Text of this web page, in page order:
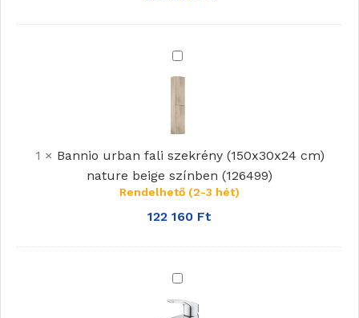
(73680-
k)
Bannio
urban
fali
szekrény
(150x30x24
cm)
nature
beige
színben
1 × Bannio urban fali szekrény (150x30x24 cm)
nature beige színben (126499)
Rendelhető (2-3 hét)
122 160 Ft
Grohe
Eurosmart